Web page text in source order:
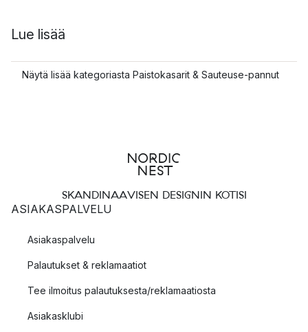
Lue lisää
Näytä lisää kategoriasta Paistokasarit & Sauteuse-pannut
SKANDINAAVISEN DESIGNIN KOTISI
ASIAKASPALVELU
Asiakaspalvelu
Palautukset & reklamaatiot
Tee ilmoitus palautuksesta/reklamaatiosta
Asiakasklubi